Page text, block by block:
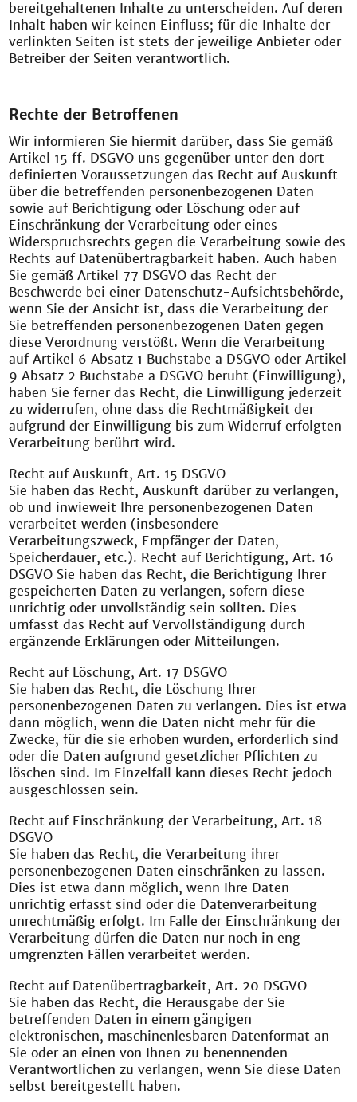
bereitgehaltenen Inhalte zu unterscheiden. Auf deren
Inhalt haben wir keinen Einfluss; für die Inhalte der
verlinkten Seiten ist stets der jeweilige Anbieter oder
Betreiber der Seiten verantwortlich.
Rechte der Betroffenen
Wir informieren Sie hiermit darüber, dass Sie gemäß
Artikel 15 ff. DSGVO uns gegenüber unter den dort
definierten Voraussetzungen das Recht auf Auskunft
über die betreffenden personenbezogenen Daten
sowie auf Berichtigung oder Löschung oder auf
Einschränkung der Verarbeitung oder eines
Widerspruchsrechts gegen die Verarbeitung sowie des
Rechts auf Datenübertragbarkeit haben. Auch haben
Sie gemäß Artikel 77 DSGVO das Recht der
Beschwerde bei einer Datenschutz-Aufsichtsbehörde,
wenn Sie der Ansicht ist, dass die Verarbeitung der
Sie betreffenden personenbezogenen Daten gegen
diese Verordnung verstößt. Wenn die Verarbeitung
auf Artikel 6 Absatz 1 Buchstabe a DSGVO oder Artikel
9 Absatz 2 Buchstabe a DSGVO beruht (Einwilligung),
haben Sie ferner das Recht, die Einwilligung jederzeit
zu widerrufen, ohne dass die Rechtmäßigkeit der
aufgrund der Einwilligung bis zum Widerruf erfolgten
Verarbeitung berührt wird.
Recht auf Auskunft, Art. 15 DSGVO
Sie haben das Recht, Auskunft darüber zu verlangen,
ob und inwieweit Ihre personenbezogenen Daten
verarbeitet werden (insbesondere
Verarbeitungszweck, Empfänger der Daten,
Speicherdauer, etc.). Recht auf Berichtigung, Art. 16
DSGVO Sie haben das Recht, die Berichtigung Ihrer
gespeicherten Daten zu verlangen, sofern diese
unrichtig oder unvollständig sein sollten. Dies
umfasst das Recht auf Vervollständigung durch
ergänzende Erklärungen oder Mitteilungen.
Recht auf Löschung, Art. 17 DSGVO
Sie haben das Recht, die Löschung Ihrer
personenbezogenen Daten zu verlangen. Dies ist etwa
dann möglich, wenn die Daten nicht mehr für die
Zwecke, für die sie erhoben wurden, erforderlich sind
oder die Daten aufgrund gesetzlicher Pflichten zu
löschen sind. Im Einzelfall kann dieses Recht jedoch
ausgeschlossen sein.
Recht auf Einschränkung der Verarbeitung, Art. 18
DSGVO
Sie haben das Recht, die Verarbeitung ihrer
personenbezogenen Daten einschränken zu lassen.
Dies ist etwa dann möglich, wenn Ihre Daten
unrichtig erfasst sind oder die Datenverarbeitung
unrechtmäßig erfolgt. Im Falle der Einschränkung der
Verarbeitung dürfen die Daten nur noch in eng
umgrenzten Fällen verarbeitet werden.
Recht auf Datenübertragbarkeit, Art. 20 DSGVO
Sie haben das Recht, die Herausgabe der Sie
betreffenden Daten in einem gängigen
elektronischen, maschinenlesbaren Datenformat an
Sie oder an einen von Ihnen zu benennenden
Verantwortlichen zu verlangen, wenn Sie diese Daten
selbst bereitgestellt haben.